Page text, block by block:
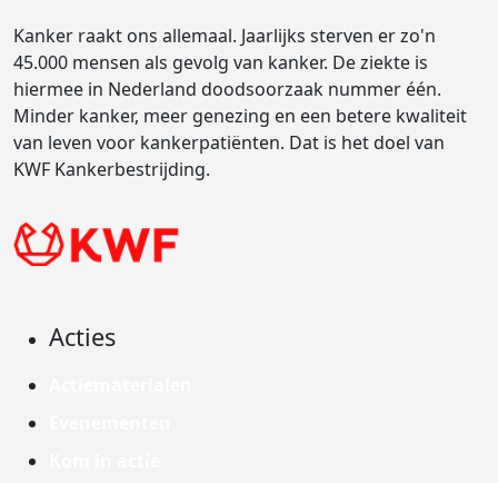
Kanker raakt ons allemaal. Jaarlijks sterven er zo'n
45.000 mensen als gevolg van kanker. De ziekte is
hiermee in Nederland doodsoorzaak nummer één.
Minder kanker, meer genezing en een betere kwaliteit
van leven voor kankerpatiënten. Dat is het doel van
KWF Kankerbestrijding.
Acties